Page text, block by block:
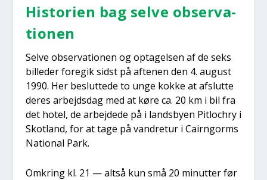
Histo­ri­en bag sel­ve obser­va­
tio­nen
Sel­ve obser­va­tio­nen og opta­gel­sen af de seks
bil­le­der fore­gik sidst på afte­nen den 4. august
1990. Her beslut­te­de to unge kok­ke at afslut­te
deres arbejds­dag med at køre ca. 20 km i bil fra
det hotel, de arbej­de­de på i lands­by­en Pit­lo­chry i
Skot­land, for at tage på van­dre­tur i Cair­ngorms
Natio­nal Park.
Omkring kl. 21 — alt­så kun små 20 minut­ter før